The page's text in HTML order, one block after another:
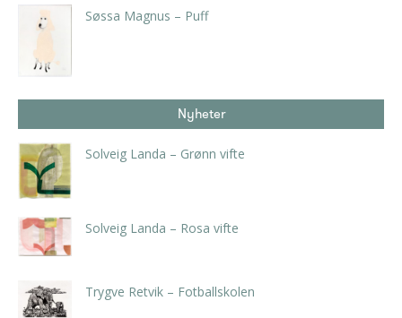
Søssa Magnus – Puff
Nyheter
Solveig Landa – Grønn vifte
Solveig Landa – Rosa vifte
Trygve Retvik – Fotballskolen